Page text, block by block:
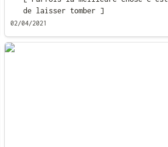
de laisser tomber ]
02/04/2021
[ Bouloches project, le retour ]